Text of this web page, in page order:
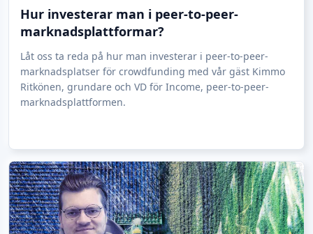
Hur investerar man i peer-to-peer-
marknadsplattformar?
Låt oss ta reda på hur man investerar i peer-to-peer-
marknadsplatser för crowdfunding med vår gäst Kimmo
Ritkönen, grundare och VD för Income, peer-to-peer-
marknadsplattformen.